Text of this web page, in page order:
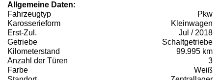
Allgemeine Daten:
Fahrzeugtyp
Pkw
Karosserieform
Kleinwagen
Erst-Zul.
Jul / 2018
Getriebe
Schaltgetriebe
Kilometerstand
99.995 km
Anzahl der Türen
3
Farbe
Weiß